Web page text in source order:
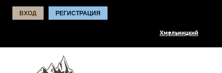
ВХОД РЕГИСТРАЦИЯ
Хмельницкий